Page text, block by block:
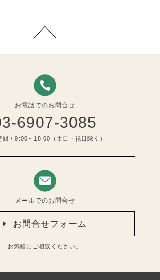
お電話でのお問合せ
6907-3085
間 / 9:00～18:00（土日・祝日除く）
メールでのお問合せ
お問合せフォーム
お気軽にご相談ください。